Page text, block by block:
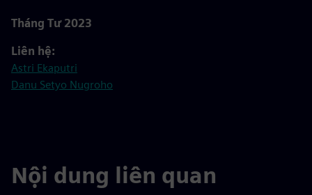
Tháng Tư 2023
Liên hệ:
Astri Ekaputri
Danu Setyo Nugroho
Nội dung liên quan